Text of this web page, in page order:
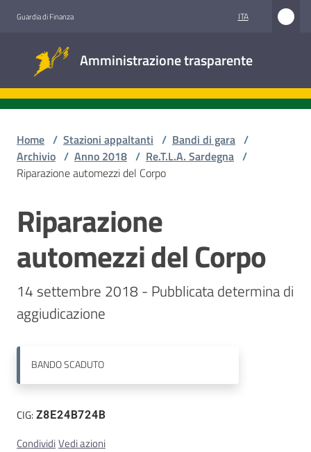
Guardia di Finanza ITA
Amministrazione trasparente
trasparente
Accesso
Stazioni
appaltanti
Contatti
Home / Stazioni appaltanti / Bandi di gara /
Archivio / Anno 2018 / Re.T.L.A. Sardegna /
Riparazione automezzi del Corpo
Salta al contenuto
Riparazione
automezzi del Corpo
14 settembre 2018 - Pubblicata determina di
BANDOSCADUTO
CIG:Z8E24B724B
CondividiVedi azioni